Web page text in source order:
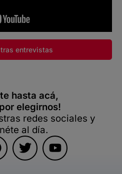
entrevistas
hasta acá,
elegirnos!
redes sociales y
al día.